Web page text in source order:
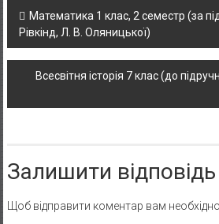
Post navigation
Математика 1 клас, 2 семестр (за
Рівкінд, Л. В. Оляницької)
Всесвітня історія 7 клас (до
Залишити відповідь
Щоб відправити коментар вам необхідно